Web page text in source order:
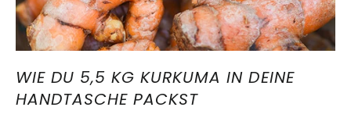
WIE DU 5,5 KG KURKUMA IN DEINE
HANDTASCHE PACKST